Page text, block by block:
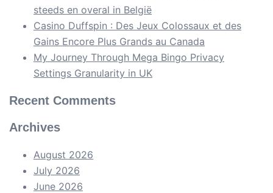
steeds en overal in België
Casino Duffspin : Des Jeux Colossaux et des
Gains Encore Plus Grands au Canada
My Journey Through Mega Bingo Privacy
Settings Granularity in UK
Recent Comments
Archives
August 2026
July 2026
June 2026